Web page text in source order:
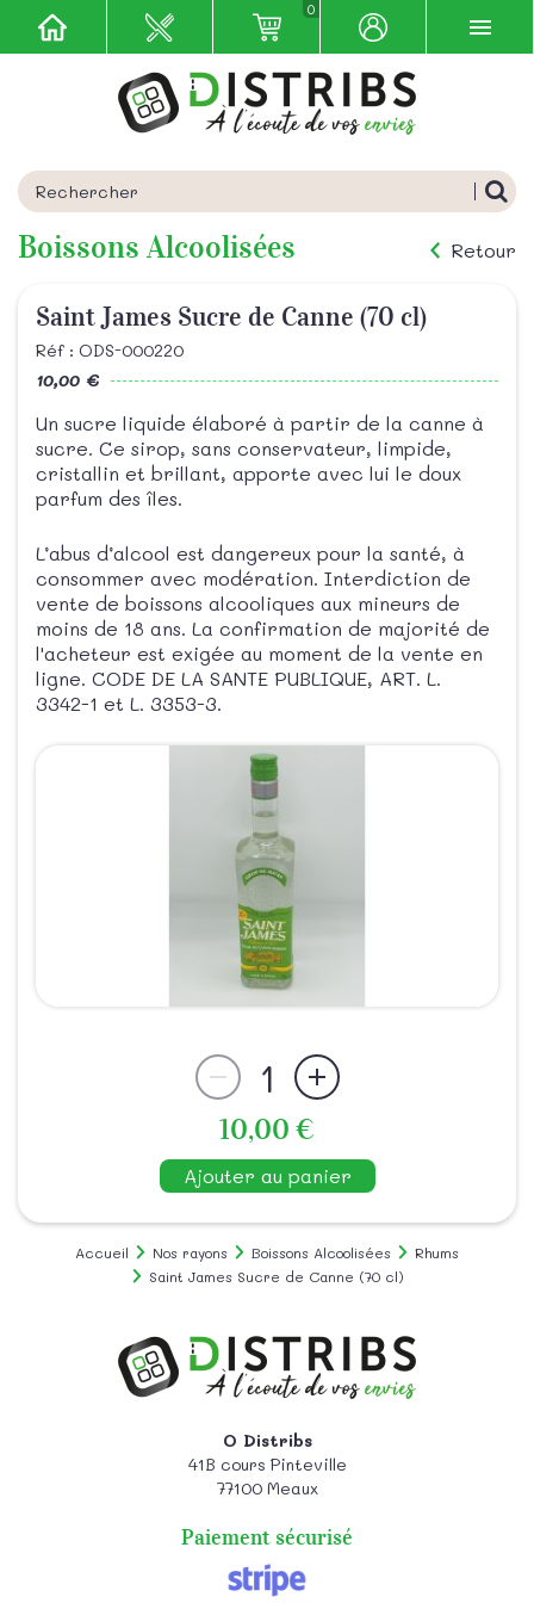
0
Boissons Alcoolisées Retour
Saint James Sucre de Canne (70 cl)
Réf : ODS-000220
10,00 €
Un sucre liquide élaboré à partir de la canne à
sucre. Ce sirop, sans conservateur, limpide,
cristallin et brillant, apporte avec lui le doux
parfum des îles.
L’abus d’alcool est dangereux pour la santé, à
consommer avec modération. Interdiction de
vente de boissons alcooliques aux mineurs de
moins de 18 ans. La confirmation de majorité de
l'acheteur est exigée au moment de la vente en
ligne. CODE DE LA SANTE PUBLIQUE, ART. L.
3342-1 et L. 3353-3.
1
10,00 €
Ajouter au panier
Accueil Nos rayons Boissons Alcoolisées
Rhums
Saint James Sucre de Canne (70 cl)
O Distribs
41B cours Pinteville
77100 Meaux
Paiement sécurisé